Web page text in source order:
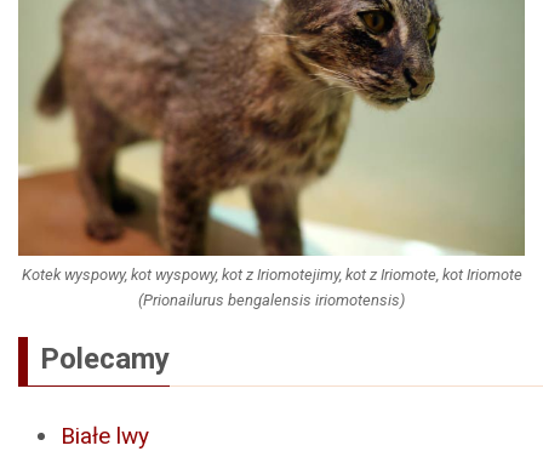
Kotek wyspowy, kot wyspowy, kot z Iriomotejimy, kot z Iriomote, kot Iriomote
(Prionailurus bengalensis iriomotensis)
Polecamy
Białe lwy